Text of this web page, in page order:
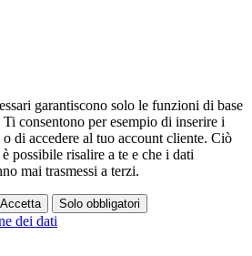
garantiscono solo le funzioni di base
consentono per esempio di inserire i
di accedere al tuo account cliente. Ciò
possibile risalire a te e che i dati
mai trasmessi a terzi.
Accetta Solo obbligatori
dei dati